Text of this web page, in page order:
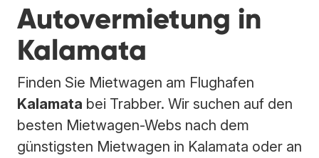
Autovermietung in
Kalamata
Finden Sie Mietwagen am Flughafen
Kalamata bei Trabber. Wir suchen auf den
besten Mietwagen-Webs nach dem
günstigsten Mietwagen in Kalamata oder an